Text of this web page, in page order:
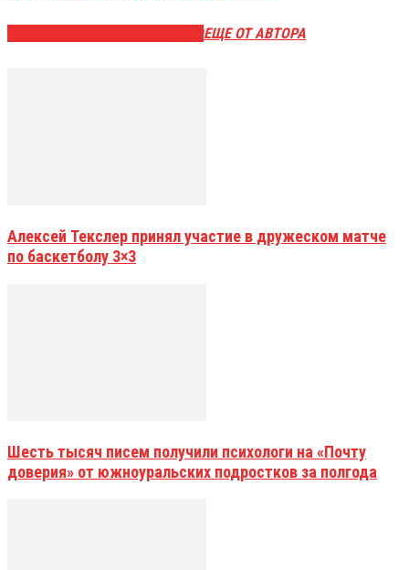
ЕЩЕ ОТ АВТОРА
Алексей Текслер принял участие в дружеском матче
по баскетболу 3×3
Шесть тысяч писем получили психологи на «Почту
доверия» от южноуральских подростков за полгода